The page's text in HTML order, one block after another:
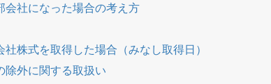
会社になった場合の考え方
社株式を取得した場合（みなし取得日）
除外に関する取扱い